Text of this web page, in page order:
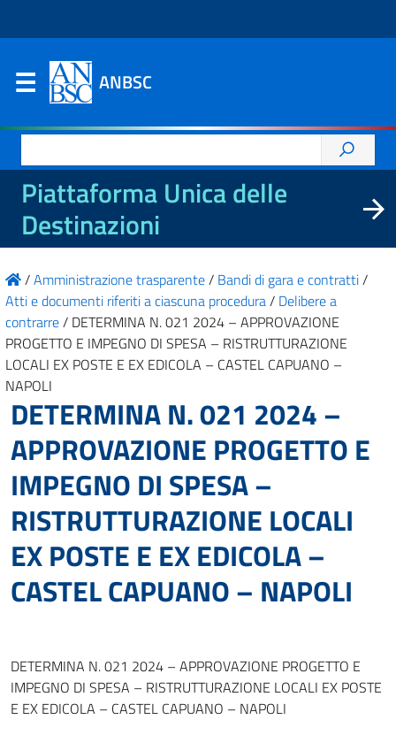
ANBSC
per:
Piattaforma Unica delle
Destinazioni
/Amministrazione trasparente/ Bandi di gara e contratti/
Atti e documenti riferiti a ciascuna procedura/ Delibere a
contrarre/ DETERMINA N. 021 2024 – APPROVAZIONE
PROGETTO E IMPEGNO DI SPESA – RISTRUTTURAZIONE
LOCALI EX POSTE E EX EDICOLA – CASTEL CAPUANO –
NAPOLI
DETERMINA N. 021 2024 –
APPROVAZIONE PROGETTO E
IMPEGNO DI SPESA –
RISTRUTTURAZIONE LOCALI
EX POSTE E EX EDICOLA –
CASTEL CAPUANO – NAPOLI
DETERMINA N. 021 2024 – APPROVAZIONE PROGETTO E
IMPEGNO DI SPESA – RISTRUTTURAZIONE LOCALI EX POSTE
E EX EDICOLA – CASTEL CAPUANO – NAPOLI